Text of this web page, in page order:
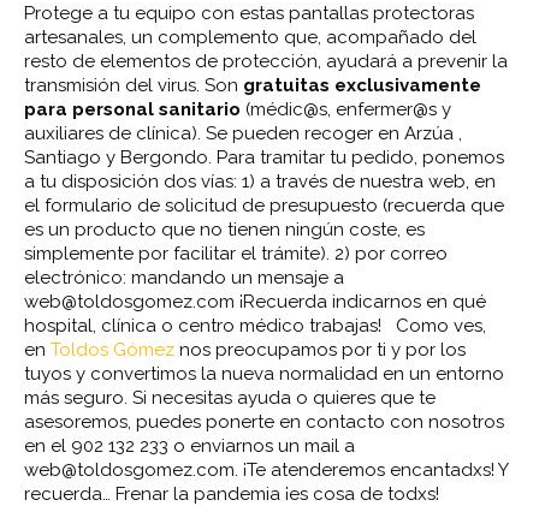
Protege a tu equipo con estas pantallas protectoras
artesanales, un complemento que, acompañado del
resto de elementos de protección, ayudará a prevenir la
transmisión del virus. Son gratuitas exclusivamente
para personal sanitario (médic@s, enfermer@s y
auxiliares de clínica). Se pueden recoger en Arzúa ,
Santiago y Bergondo. Para tramitar tu pedido, ponemos
a tu disposición dos vías: 1) a través de nuestra web, en
el formulario de solicitud de presupuesto (recuerda que
es un producto que no tienen ningún coste, es
simplemente por facilitar el trámite). 2) por correo
electrónico: mandando un mensaje a
web@toldosgomez.com ¡Recuerda indicarnos en qué
hospital, clínica o centro médico trabajas! Como ves,
en Toldos Gómez nos preocupamos por ti y por los
tuyos y convertimos la nueva normalidad en un entorno
más seguro. Si necesitas ayuda o quieres que te
asesoremos, puedes ponerte en contacto con nosotros
en el 902 132 233 o enviarnos un mail a
web@toldosgomez.com. ¡Te atenderemos encantadxs! Y
recuerda… Frenar la pandemia ¡es cosa de todxs!